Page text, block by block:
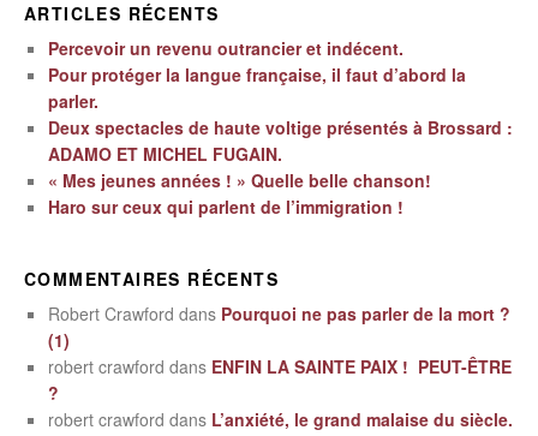
ARTICLES RÉCENTS
Percevoir un revenu outrancier et indécent.
Pour protéger la langue française, il faut d’abord la
parler.
Deux spectacles de haute voltige présentés à Brossard :
ADAMO ET MICHEL FUGAIN.
« Mes jeunes années ! » Quelle belle chanson!
Haro sur ceux qui parlent de l’immigration !
COMMENTAIRES RÉCENTS
Robert Crawford dans Pourquoi ne pas parler de la mort ?
(1)
robert crawford dans ENFIN LA SAINTE PAIX ! PEUT-ÊTRE
?
robert crawford dans L’anxiété, le grand malaise du siècle.